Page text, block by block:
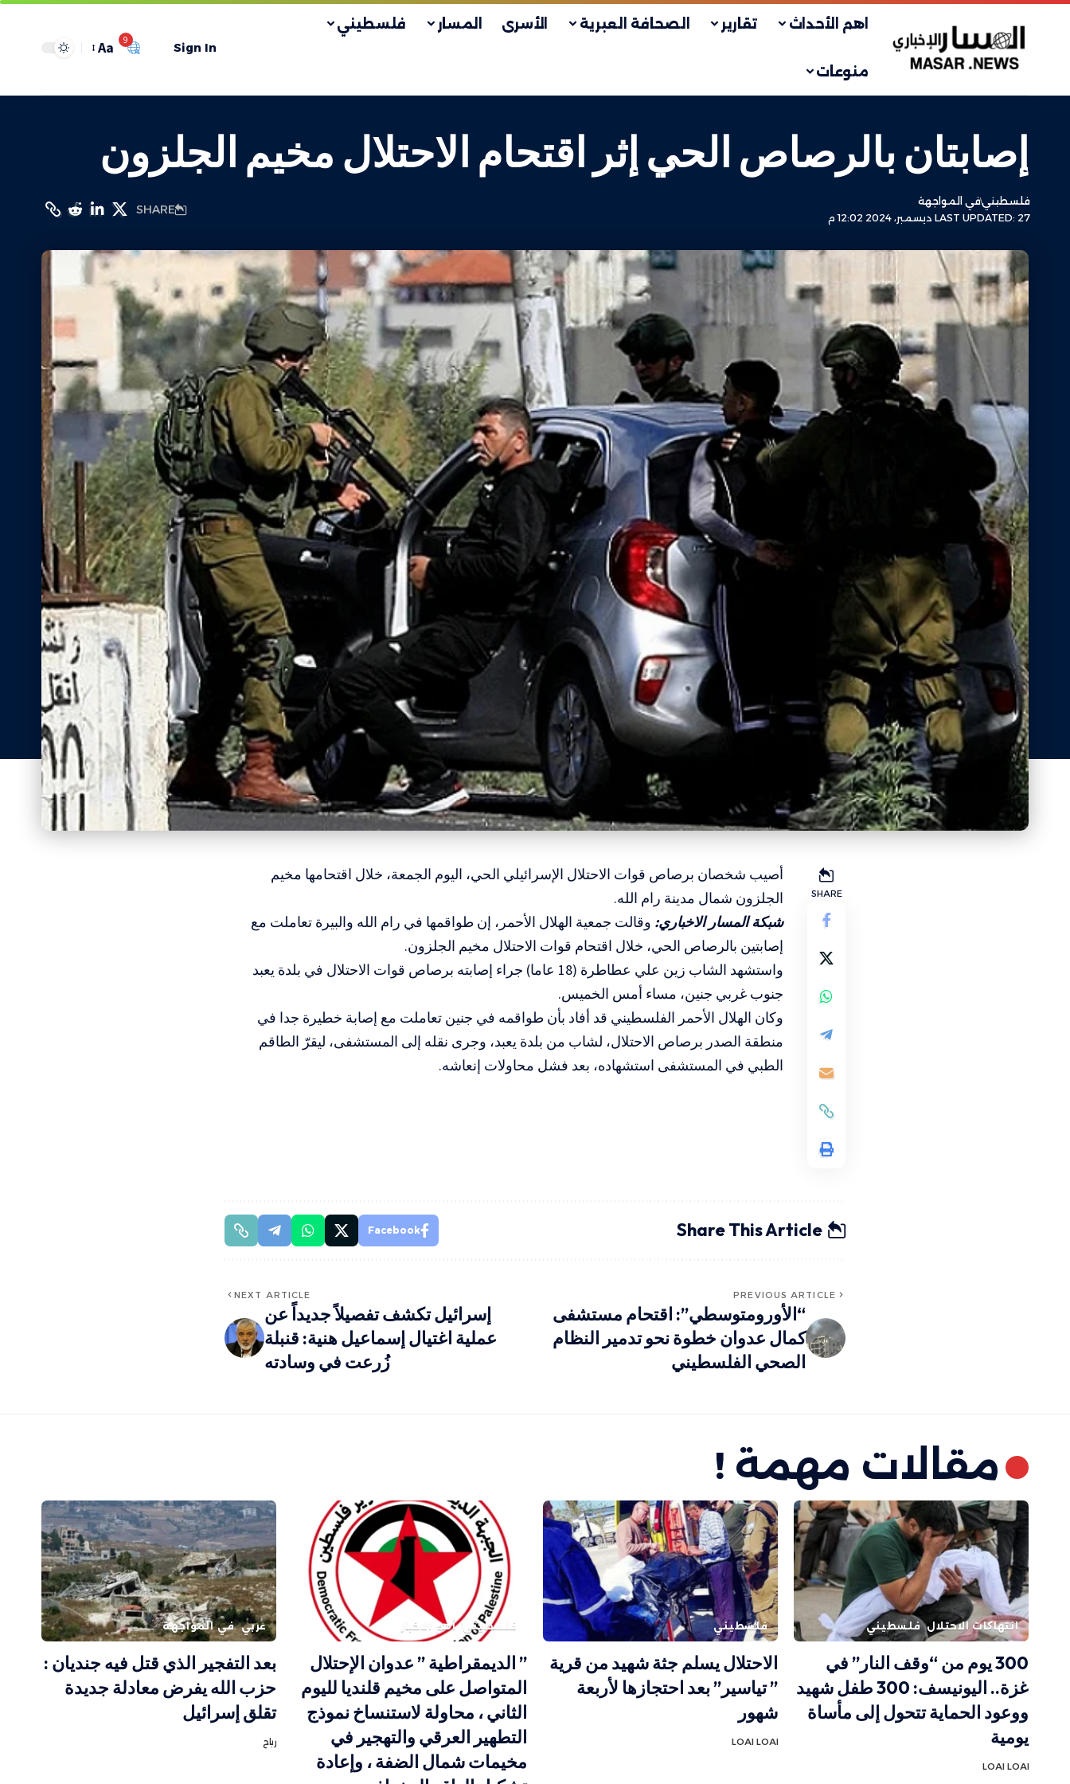
اهم الأحداث تقارير الصحافة العبرية الأسرى المسار فلسطيني
منوعات
Sign In
9
Aa
إصابتان بالرصاص الحي إثر اقتحام الاحتلال مخيم الجلزون
LAST UPDATED: 27 ديسمبر، 2024 12:02 م
فلسطينيفي المواجهة
SHARE
SHARE
أصيب شخصان برصاص قوات الاحتلال الإسرائيلي الحي، اليوم الجمعة، خلال اقتحامها مخيم
الجلزون شمال مدينة رام الله.
شبكة المسار الاخباري: وقالت جمعية الهلال الأحمر، إن طواقمها في رام الله والبيرة تعاملت مع
إصابتين بالرصاص الحي، خلال اقتحام قوات الاحتلال مخيم الجلزون.
واستشهد الشاب زين علي عطاطرة (18 عاما) جراء إصابته برصاص قوات الاحتلال في بلدة يعبد
جنوب غربي جنين، مساء أمس الخميس.
وكان الهلال الأحمر الفلسطيني قد أفاد بأن طواقمه في جنين تعاملت مع إصابة خطيرة جدا في
منطقة الصدر برصاص الاحتلال، لشاب من بلدة يعبد، وجرى نقله إلى المستشفى، ليقرّ الطاقم
الطبي في المستشفى استشهاده، بعد فشل محاولات إنعاشه.
Share This Article
Facebook
PREVIOUS ARTICLE
“الأورومتوسطي”: اقتحام مستشفى
كمال عدوان خطوة نحو تدمير النظام
الصحي الفلسطيني
NEXT ARTICLE
إسرائيل تكشف تفصيلاً جديداً عن
عملية اغتيال إسماعيل هنية: قنبلة
زُرعت في وسادته
مقالات مهمة !
انتهاكات الاحتلال فلسطيني
300 يوم من “وقف النار” في
غزة.. اليونيسف: 300 طفل شهيد
ووعود الحماية تتحول إلى مأساة
يومية
LOAI LOAI
فلسطيني
الاحتلال يسلم جثة شهيد من قرية
” تياسير” بعد احتجازها لأربعة
شهور
LOAI LOAI
فلسطيني أهم الاخبار
” الديمقراطية ” عدوان الإحتلال
المتواصل على مخيم قلنديا لليوم
الثاني ، محاولة لاستنساخ نموذج
التطهير العرقي والتهجير في
مخيمات شمال الضفة ، وإعادة
عربي في المواجهة
بعد التفجير الذي قتل فيه جنديان :
حزب الله يفرض معادلة جديدة
تقلق إسرائيل
رباح